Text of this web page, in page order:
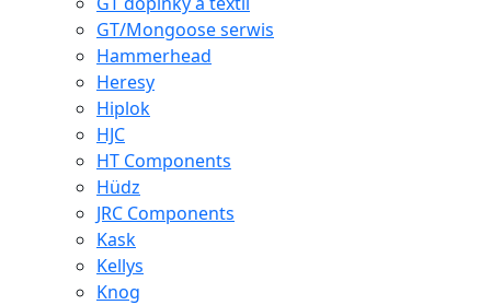
GT/Mongoose serwis
Hammerhead
Heresy
Hiplok
HJC
HT Components
Hüdz
JRC Components
Kask
Kellys
Knog